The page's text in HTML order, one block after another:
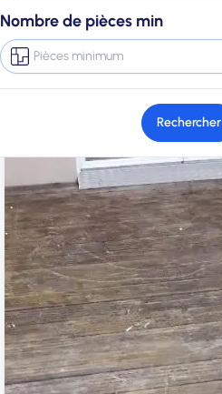
Nombre de pièces min
Rechercher